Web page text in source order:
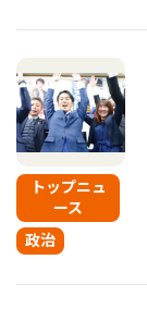
トップニュ
ース
政治